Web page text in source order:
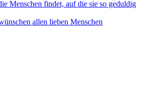
allen lieben Menschen